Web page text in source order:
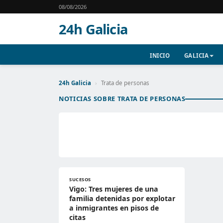
08/08/2026
24h Galicia
INICIO GALICIA
24h Galicia › Trata de personas
NOTICIAS SOBRE TRATA DE PERSONAS
SUCESOS
Vigo: Tres mujeres de una
familia detenidas por explotar
a inmigrantes en pisos de
citas